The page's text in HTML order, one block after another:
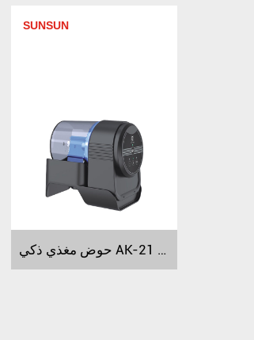
SUNSUN
حوض مغذي ذكي AK-21 AK-22 AK-23